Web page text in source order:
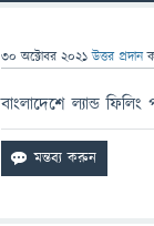
30 অক্টোবর 2021 উত্তর প্রদান
বাংলাদেশে ল্যান্ড